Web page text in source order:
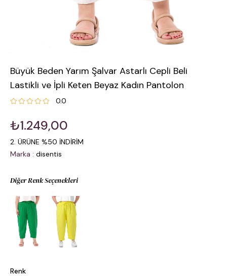
Büyük Beden Yarım Şalvar Astarlı Cepli Beli
Lastikli ve İpli Keten Beyaz Kadın Pantolon
0.0
₺1.249,00
2. ÜRÜNE %50 İNDİRİM
Marka : disentis
Diğer Renk Seçenekleri
Renk